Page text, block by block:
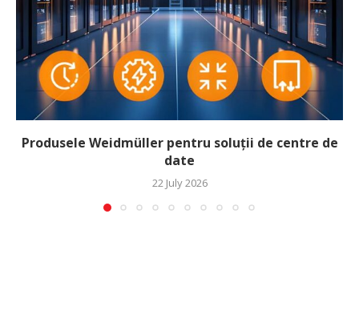
Produsele Weidmüller pentru soluții de centre de
date
22 July 2026